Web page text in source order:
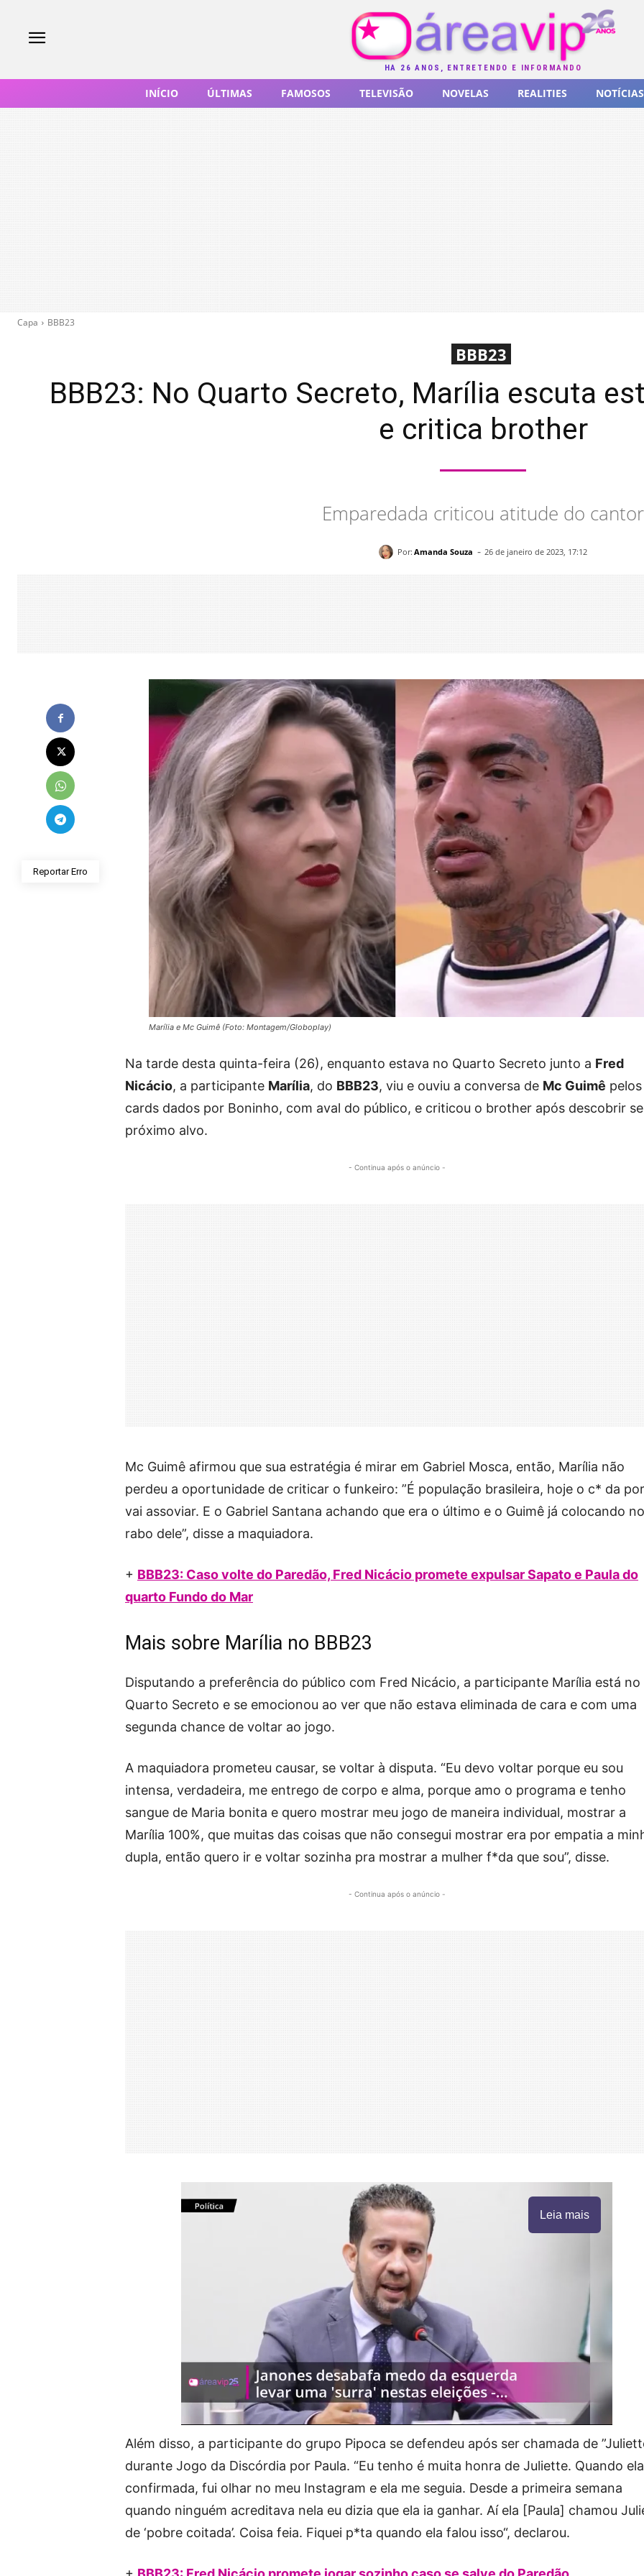
HÁ 26 ANOS, ENTRETENDO E INFORMANDO
INÍCIO ÚLTIMAS FAMOSOS TELEVISÃO NOVELAS REALITIES NOTÍCIAS
Capa BBB23
BBB23
BBB23: No Quarto Secreto, Marília escuta
e critica brother
Emparedada criticou atitude do cantor
Por: Amanda Souza - 26 de janeiro de 2023, 17:12
Reportar Erro
Marília e Mc Guimê (Foto: Montagem/Globoplay)
Na tarde desta quinta-feira (26), enquanto estava no Quarto Secreto junto a Fred
Nicácio, a participante Marília, do BBB23, viu e ouviu a conversa de Mc Guimê pelos
cards dados por Boninho, com aval do público, e criticou o brother após descobrir
próximo alvo.
- Continua após o anúncio -
Mc Guimê afirmou que sua estratégia é mirar em Gabriel Mosca, então, Marília não
perdeu a oportunidade de criticar o funkeiro: ”É população brasileira, hoje o c* da
vai assoviar. E o Gabriel Santana achando que era o último e o Guimê já colocando no
rabo dele”, disse a maquiadora.
+ BBB23: Caso volte do Paredão, Fred Nicácio promete expulsar Sapato e Paula do
quarto Fundo do Mar
Mais sobre Marília no BBB23
Disputando a preferência do público com Fred Nicácio, a participante Marília está no
Quarto Secreto e se emocionou ao ver que não estava eliminada de cara e com uma
segunda chance de voltar ao jogo.
A maquiadora prometeu causar, se voltar à disputa. “Eu devo voltar porque eu sou
intensa, verdadeira, me entrego de corpo e alma, porque amo o programa e tenho
sangue de Maria bonita e quero mostrar meu jogo de maneira individual, mostrar a
Marília 100%, que muitas das coisas que não consegui mostrar era por empatia a
dupla, então quero ir e voltar sozinha pra mostrar a mulher f*da que sou”, disse.
- Continua após o anúncio -
Leia mais
Além disso, a participante do grupo Pipoca se defendeu após ser chamada de
durante Jogo da Discórdia por Paula. “Eu tenho é muita honra de Juliette. Quando
confirmada, fui olhar no meu Instagram e ela me seguia. Desde a primeira semana
quando ninguém acreditava nela eu dizia que ela ia ganhar. Aí ela [Paula] chamou
de ‘pobre coitada’. Coisa feia. Fiquei p*ta quando ela falou isso“, declarou.